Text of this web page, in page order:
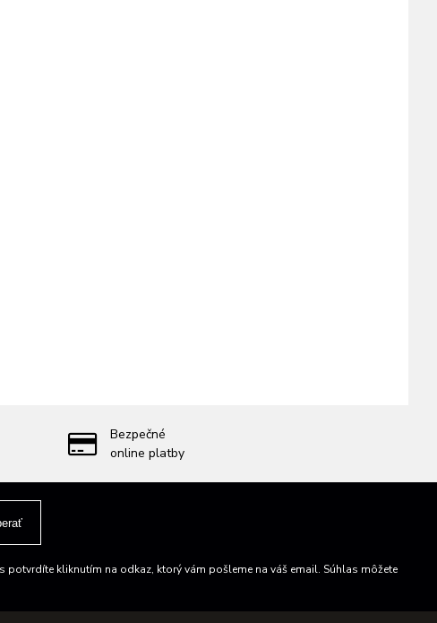
Bezpečné
online platby
kliknutím na odkaz, ktorý vám pošleme na váš email. Súhlas môžete